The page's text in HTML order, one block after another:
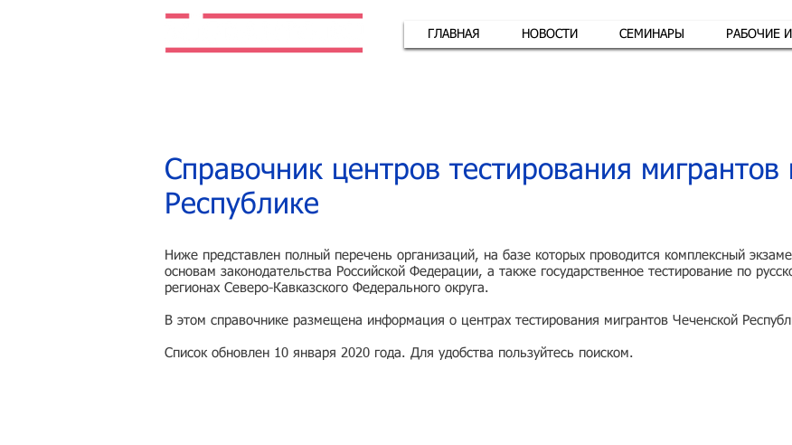
ГЛАВНАЯ НОВОСТИ СЕМИНАРЫ РАБОЧИЕ
Справочник центров тестирования мигрантов
Республике
Ниже представлен полный перечень организаций, на базе которых проводится комплексный
основам законодательства Российской Федерации, а также государственное тестирование по
регионах Северо-Кавказского Федерального округа.
В этом справочнике размещена информация о центрах тестирования мигрантов Чеченской
Список обновлен 10 января 2020 года. Для удобства пользуйтесь поиском.